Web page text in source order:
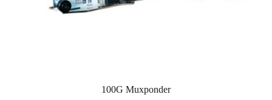
100G Muxponder